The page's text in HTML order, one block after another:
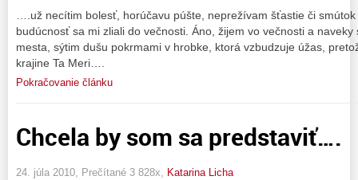
….už necítim bolesť, horúčavu púšte, neprežívam šťastie či
budúcnosť sa mi zliali do večnosti. Áno, žijem vo večnosti a
mesta, sýtim dušu pokrmami v hrobke, ktorá vzbudzuje úžas,
krajine Ta Meri….
Pokračovanie článku
Chcela by som sa predstaviť….
24. júla 2010, Prečítané 3 828x, Katarina Licha